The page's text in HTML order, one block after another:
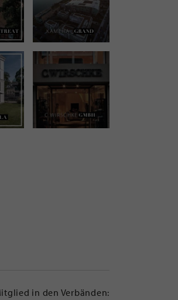
in den Verbänden: